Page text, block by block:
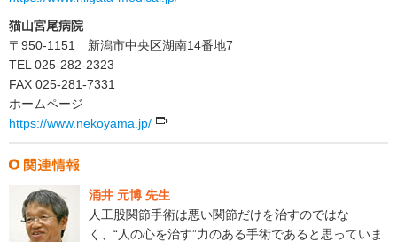
猫山宮尾病院
〒950-1151 新潟市中央区湖南14番地7
TEL 025-282-2323
FAX 025-281-7331
ホームページ
https://www.nekoyama.jp/
涌井 元博 先生
人工股関節手術は悪い関節だけを治すのではな
く、“人の心を治す”力のある手術であると思っていま